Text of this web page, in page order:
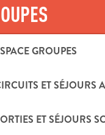
GROUPES
ET SÉJOURS
ET SÉJOURS